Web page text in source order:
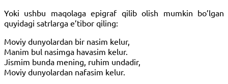
Yoki ushbu maqolaga epigraf qilib olish mumkin bo’lgan
quyidagi satrlarga e’tibor qiling:
Moviy dunyolardan bir nasim kelur,
Manim bul nasimga havasim kelur.
Jismim bunda mening, ruhim undadir,
Moviy dunyolardan nafasim kelur.